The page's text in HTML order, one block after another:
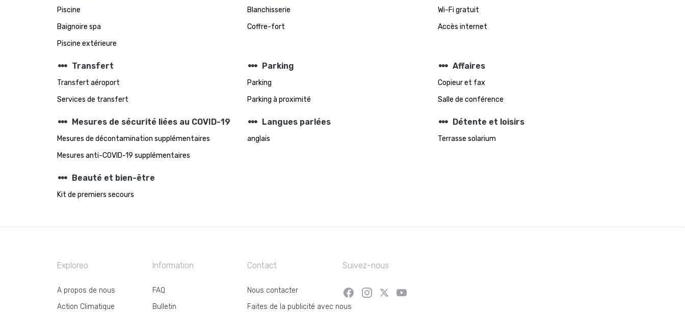
Piscine
Baignoire spa
Piscine extérieure
Blanchisserie
Coffre-fort
Wi-Fi gratuit
Accès internet
steppers Transfert
Transfert aéroport
Services de transfert
steppers Parking
Parking
Parking à proximité
steppers Affaires
Copieur et fax
Salle de conférence
steppers Mesures de sécurité liées au COVID-19
Mesures de décontamination supplémentaires
Mesures anti-COVID-19 supplémentaires
steppers Langues parlées
anglais
steppers Détente et loisirs
Terrasse solarium
steppers Beauté et bien-être
Kit de premiers secours
Exploreo
A propos de nous
Action Climatique
Information
FAQ
Bulletin
Contact
Nous contacter
Faites de la publicité avec nous
Suivez-nous